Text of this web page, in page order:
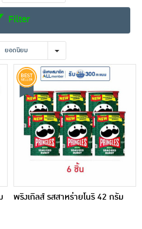
Filter
ยอดนิยม
พริงเกิลส์ รสสาหร่ายโนริ 42 กรัม